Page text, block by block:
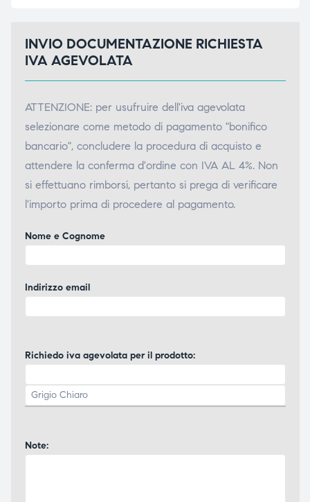
INVIO DOCUMENTAZIONE RICHIESTA
IVA AGEVOLATA
ATTENZIONE: per usufruire dell'iva agevolata
selezionare come metodo di pagamento "bonifico
bancario", concludere la procedura di acquisto e
attendere la conferma d'ordine con IVA AL 4%. Non
si effettuano rimborsi, pertanto si prega di verificare
l'importo prima di procedere al pagamento.
Nome e Cognome
Indirizzo email
Richiedo iva agevolata per il prodotto:
Note: